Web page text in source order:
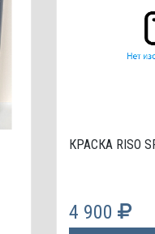
КРАСКА RISO
4 900